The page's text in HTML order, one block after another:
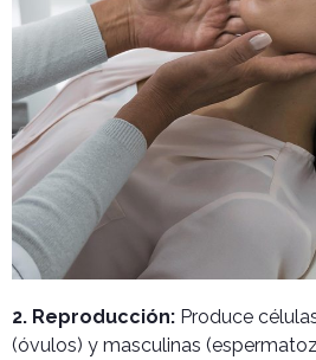
2. Reproducción: Produce
(óvulos) y masculinas